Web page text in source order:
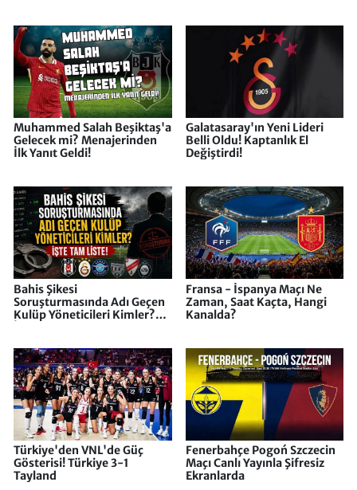
Muhammed Salah Beşiktaş'a
Gelecek mi? Menajerinden
İlk Yanıt Geldi!
Galatasaray'ın Yeni Lideri
Belli Oldu! Kaptanlık El
Değiştirdi!
Bahis Şikesi
Soruşturmasında Adı Geçen
Kulüp Yöneticileri Kimler?
Fransa - İspanya Maçı Ne
Zaman, Saat Kaçta, Hangi
Kanalda?
Türkiye'den VNL'de Güç
Gösterisi! Türkiye 3-1
Tayland
Fenerbahçe Pogoń Szczecin
Maçı Canlı Yayınla Şifresiz
Ekranlarda